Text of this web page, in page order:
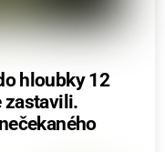
hloubky 12
zastavili.